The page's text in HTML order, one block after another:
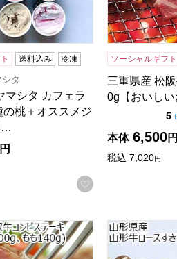
する
送料込み 冷凍
タ
マシタ カフェラ
の桃＋オススメジ
お気に入りに登録
ソーシャルギフト
三重県産 松
0g【おいしい
5
本体 6,500円
税込 7,020円
500g【おいしいお取り寄せ】
牛コンビステーキ(ロース・もも
山形県産 山
ます。